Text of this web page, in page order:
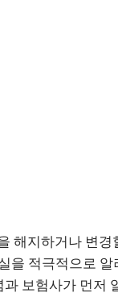
해지하거나 변
을 적극적으로
보험사가 먼저